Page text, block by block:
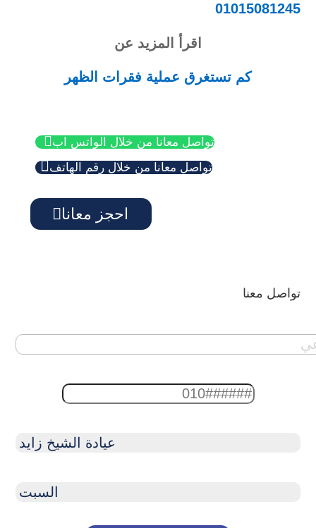
تواصل معنا
01015081245
اقرأ المزيد عن
كم تستغرق عملية فقرات الظهر
تواصل معانا من خلال الواتس اب
تواصل معانا من خلال رقم الهاتف
احجز معانا